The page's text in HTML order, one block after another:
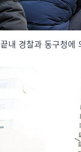
끝내 경찰과 동구청에